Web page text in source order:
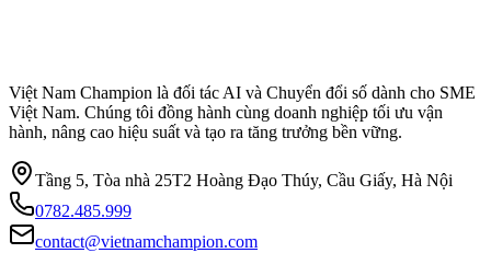
Việt Nam Champion là đối tác AI và Chuyển đổi số dành cho SME
Việt Nam. Chúng tôi đồng hành cùng doanh nghiệp tối ưu vận
hành, nâng cao hiệu suất và tạo ra tăng trưởng bền vững.
Tầng 5, Tòa nhà 25T2 Hoàng Đạo Thúy, Cầu Giấy, Hà Nội
0782.485.999
contact@vietnamchampion.com